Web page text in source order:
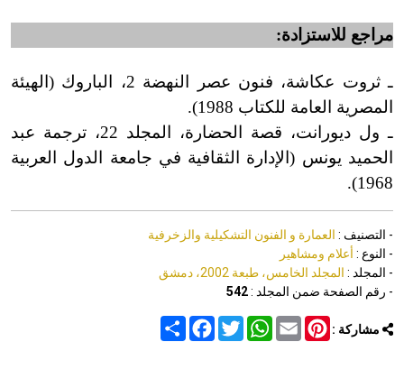
مراجع للاستزادة:
ـ ثروت عكاشة، فنون عصر النهضة 2، الباروك (الهيئة
المصرية العامة للكتاب 1988
)
.
ـ ول ديورانت، قصة الحضارة، المجلد 22، ترجمة عبد
الحميد يونس (الإدارة الثقافية في جامعة الدول العربية
1968).
- التصنيف : العمارة و الفنون التشكيلية والزخرفية
- النوع : أعلام ومشاهير
- المجلد : المجلد الخامس، طبعة 2002، دمشق
- رقم الصفحة ضمن المجلد :542
مشاركة : Share
FacebookTwitter
WhatsAppEmail
Pinterest